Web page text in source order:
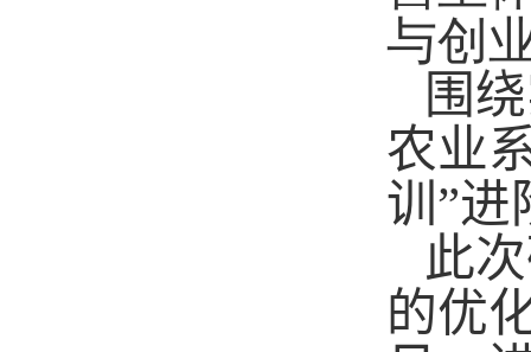
与创
围
农业
训”进
此
的优